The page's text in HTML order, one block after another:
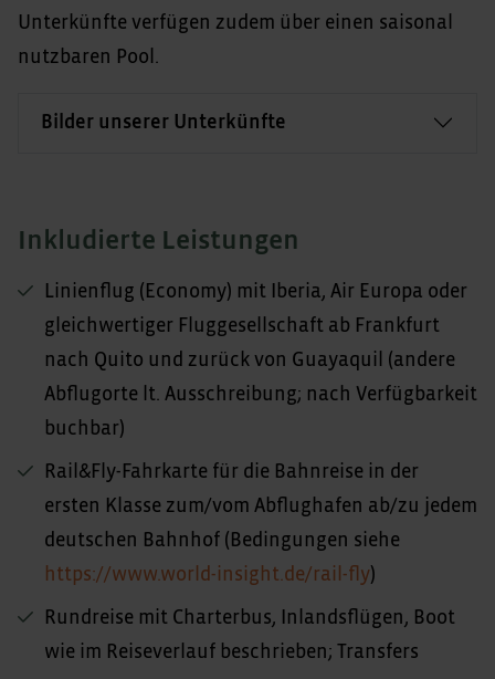
Unterkünfte verfügen zudem über einen saisonal
nutzbaren Pool.
Bilder unserer Unterkünfte
Inkludierte Leistungen
Linienflug (Economy) mit Iberia, Air Europa oder
gleichwertiger Fluggesellschaft ab Frankfurt
nach Quito und zurück von Guayaquil (andere
Abflugorte lt. Ausschreibung; nach Verfügbarkeit
buchbar)
Rail&Fly-Fahrkarte für die Bahnreise in der
ersten Klasse zum/vom Abflughafen ab/zu jedem
deutschen Bahnhof (Bedingungen siehe
https://www.world-insight.de/rail-fly)
Rundreise mit Charterbus, Inlandsflügen, Boot
wie im Reiseverlauf beschrieben; Transfers